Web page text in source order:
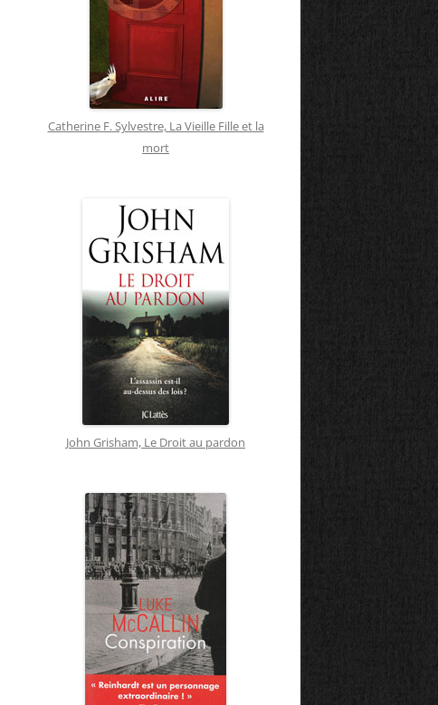
Catherine F. Sylvestre, La Vieille Fille et la
mort
John Grisham, Le Droit au pardon